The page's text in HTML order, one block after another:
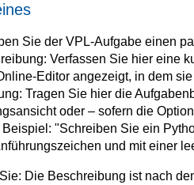
Sie der VPL-Aufgabe einen
Verfassen Sie hier eine
Editor angezeigt, in dem
Tragen Sie hier die
oder – sofern die
Beispiel: "Schreiben Sie ein
und mit einer
Die Beschreibung ist nach